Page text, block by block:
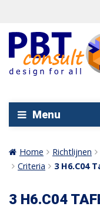
Menu
Home Richtlijnen
Criteria
3 H6.C04
3 H6.C04